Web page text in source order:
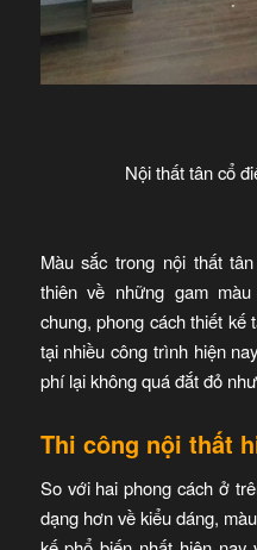
Nội thất tân cổ
Màu sắc trong nội thất
thiên về những gam
chung, phong cách thiết
tại nhiều công trình hiện
phí lại không quá đắt đỏ
Thi công nội thất
So với hai phong cách ở
dạng hơn về kiểu dáng,